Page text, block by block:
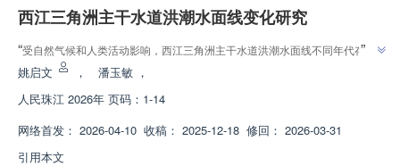
西江三角洲主干水道洪潮水面线变化研究
“受自然气候和人类活动影响，西江三角洲主干水道洪潮水面线不同年代存在
变化趋势。专家应用Mann-Kendall法等手段，对控制水文站的水位、潮位、
MIKE+软件构建一维水动力模型，研究推导出边界条件变化情况下新的洪潮水
面线。”
”
姚启文 ， 潘玉敏 ，
人民珠江 2026年 页码：1-14
网络首发： 2026-04-10 收稿： 2025-12-18 修回： 2026-03-31
引用本文